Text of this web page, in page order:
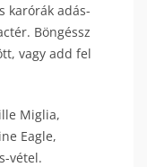
karórák adás-
Böngéssz
vagy add fel
Miglia,
Eagle,
vétel.